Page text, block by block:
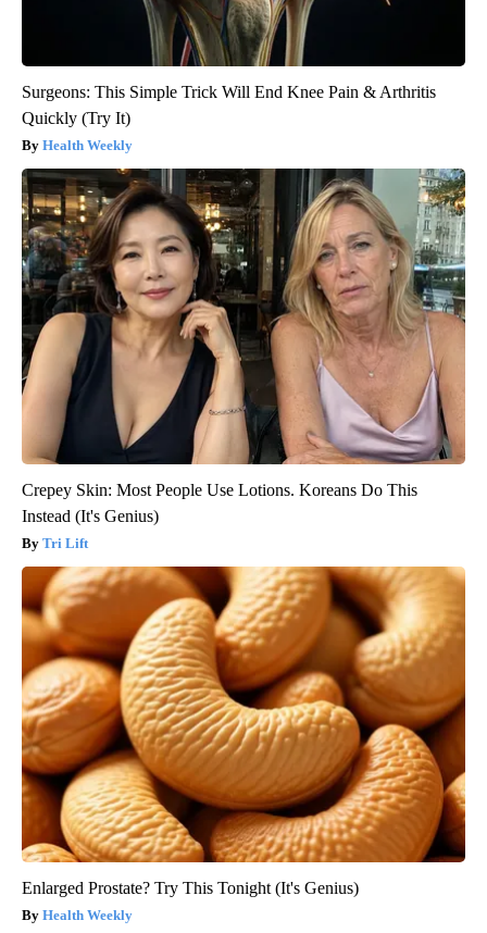
Surgeons: This Simple Trick Will End Knee Pain & Arthritis
Quickly (Try It)
Health Weekly
Crepey Skin: Most People Use Lotions. Koreans Do This
Instead (It's Genius)
Tri Lift
Enlarged Prostate? Try This Tonight (It's Genius)
Health Weekly